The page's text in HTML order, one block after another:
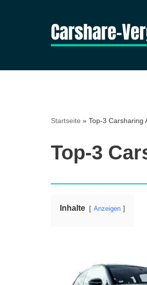
Startseite » Top-3 Carsharing
Top-3
Inhalte Anzeigen